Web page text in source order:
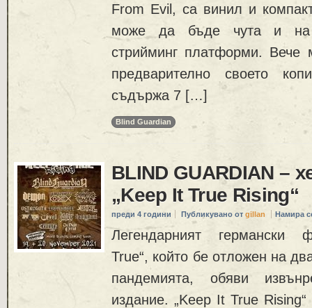
From Evil, са винил и
може да бъде чута и на
стрийминг платформи. Вече
предварително своето
съдържа 7 […]
Blind Guardian
BLIND GUARDIAN –
„Keep It True Rising“
преди 4 години Публикувано от gillan Намира
Легендарният германски
True“, който бе отложен на
пандемията, обяви
издание. „Keep It True